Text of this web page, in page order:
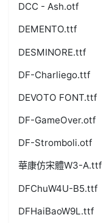
DCC - Ash.otf
DEMENTO.ttf
DESMINORE.ttf
DF-Charliego.ttf
DEVOTO FONT.ttf
DF-GameOver.otf
DF-Stromboli.otf
華康仿宋體W3-A.ttf
DFChuW4U-B5.ttf
DFHaiBaoW9L.ttf